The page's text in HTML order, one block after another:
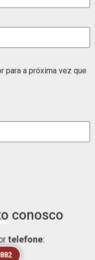
para a próxima vez que
conosco
telefone: